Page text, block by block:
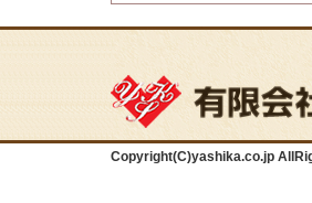
Copyright(C)yashika.co.jp